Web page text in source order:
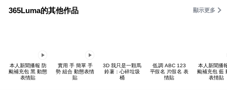
365Luma的其他作品 顯示更多
本人新聞播報 防
颱補充包 黑 動態
表情貼
實用 手 簡單 手
勢 組合 動態表情
貼
3D 我只是一顆馬
鈴薯：心碎垃圾
桶
低調 ABC 123
平假名 片假名 表
情貼
本人新聞播
颱補充包 藍
表情貼